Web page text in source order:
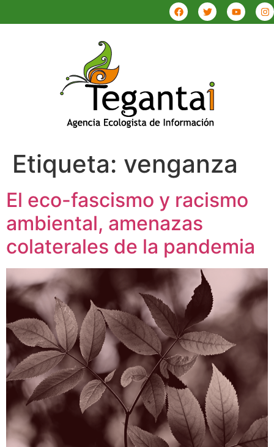
Etiqueta: venganza
El eco-fascismo y racismo
ambiental, amenazas
colaterales de la pandemia